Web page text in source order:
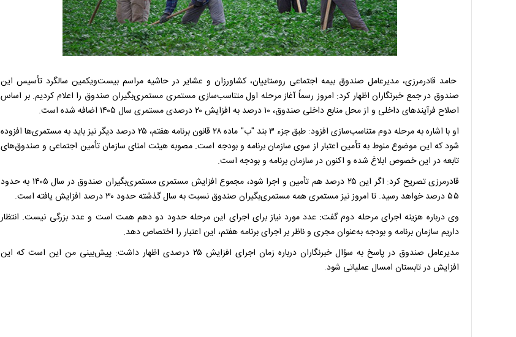
حامد قادرمرزی، مدیرعامل صندوق بیمه اجتماعی روستاییان، کشاورزان و عشایر در حاشیه مراسم بیست‌ویکمین سالگرد تأسیس این
صندوق در جمع خبرنگاران اظهار کرد: امروز رسماً آغاز مرحله اول متناسب‌سازی مستمری مستمری‌بگیران صندوق را اعلام کردیم. بر اساس
اصلاح فرآیند‌های داخلی و از محل منابع داخلی صندوق، ۱۰ درصد به افزایش ۲۰ درصدی مستمری سال ۱۴۰۵ اضافه شده است.
او با اشاره به مرحله دوم متناسب‌سازی افزود: طبق جزء ۳ بند "ب" ماده ۲۸ قانون برنامه هفتم، ۲۵ درصد دیگر نیز باید به مستمری‌ها افزوده
شود که این موضوع منوط به تأمین اعتبار از سوی سازمان برنامه و بودجه است. مصوبه هیئت امنای سازمان تأمین اجتماعی و صندوق‌های
تابعه در این خصوص ابلاغ شده و اکنون در سازمان برنامه و بودجه است.
قادرمرزی تصریح کرد: اگر این ۲۵ درصد هم تأمین و اجرا شود، مجموع افزایش مستمری مستمری‌بگیران صندوق در سال ۱۴۰۵ به حدود
۵۵ درصد خواهد رسید. تا امروز نیز مستمری همه مستمری‌بگیران صندوق نسبت به سال گذشته حدود ۳۰ درصد افزایش یافته است.
وی درباره هزینه اجرای مرحله دوم گفت: عدد مورد نیاز برای اجرای این مرحله حدود دو دهم همت است و عدد بزرگی نیست. انتظار
داریم سازمان برنامه و بودجه به‌عنوان مجری و ناظر بر اجرای برنامه هفتم، این اعتبار را اختصاص دهد.
مدیرعامل صندوق در پاسخ به سؤال خبرنگاران درباره زمان اجرای افزایش ۲۵ درصدی اظهار داشت: پیش‌بینی من این است که این
افزایش در تابستان امسال عملیاتی شود.